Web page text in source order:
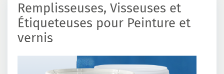
Remplisseuses, Visseuses et
Étiqueteuses pour Peinture et
vernis